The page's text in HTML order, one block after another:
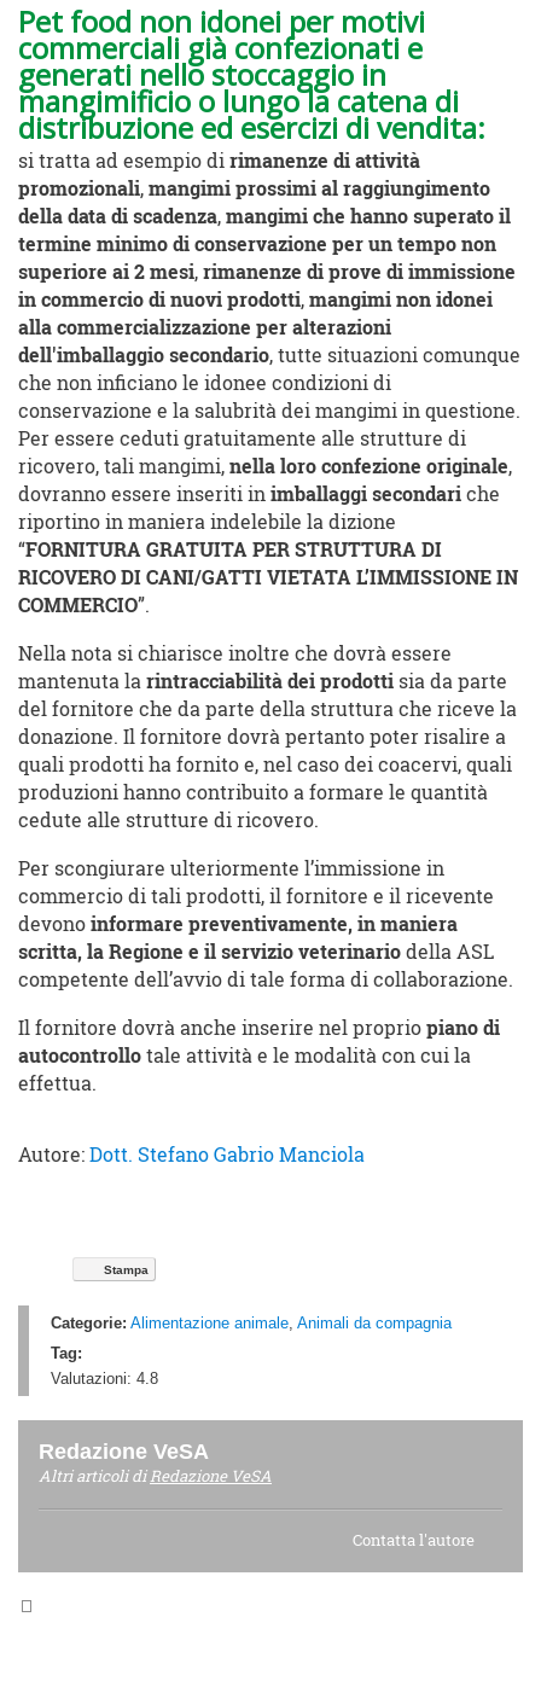
Pet food non idonei per motivi
commerciali già confezionati e
generati nello stoccaggio in
mangimificio o lungo la catena di
distribuzione ed esercizi di vendita:
si tratta ad esempio di rimanenze di attività
promozionali, mangimi prossimi al raggiungimento
della data di scadenza, mangimi che hanno superato il
termine minimo di conservazione per un tempo non
superiore ai 2 mesi, rimanenze di prove di immissione
in commercio di nuovi prodotti, mangimi non idonei
alla commercializzazione per alterazioni
dell'imballaggio secondario, tutte situazioni comunque
che non inficiano le idonee condizioni di
conservazione e la salubrità dei mangimi in questione.
Per essere ceduti gratuitamente alle strutture di
ricovero, tali mangimi, nella loro confezione originale,
dovranno essere inseriti in imballaggi secondari che
riportino in maniera indelebile la dizione
“FORNITURA GRATUITA PER STRUTTURA DI
RICOVERO DI CANI/GATTI VIETATA L’IMMISSIONE IN
COMMERCIO”.
Nella nota si chiarisce inoltre che dovrà essere
mantenuta la rintracciabilità dei prodotti sia da parte
del fornitore che da parte della struttura che riceve la
donazione. Il fornitore dovrà pertanto poter risalire a
quali prodotti ha fornito e, nel caso dei coacervi, quali
produzioni hanno contribuito a formare le quantità
cedute alle strutture di ricovero.
Per scongiurare ulteriormente l’immissione in
commercio di tali prodotti, il fornitore e il ricevente
devono informare preventivamente, in maniera
scritta, la Regione e il servizio veterinario della ASL
competente dell’avvio di tale forma di collaborazione.
Il fornitore dovrà anche inserire nel proprio piano di
autocontrollo tale attività e le modalità con cui la
effettua.
Autore: Dott. Stefano Gabrio Manciola
Stampa
Categorie: Alimentazione animale, Animali da compagnia
Tag:
Valutazioni: 4.8
Redazione VeSA
Altri articoli diRedazione VeSA
Contatta l'autore